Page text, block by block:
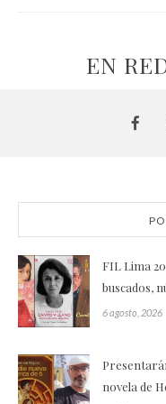
EN
FIL Lima
buscados,
6 agosto, 2026
novela de